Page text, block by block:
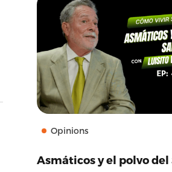
Opinions
Asmáticos y el polvo del